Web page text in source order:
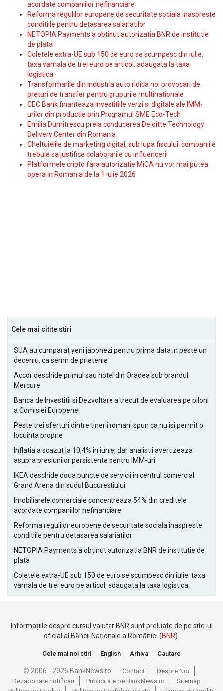
acordate companiilor nefinanciare
Reforma regulilor europene de securitate sociala inaspreste
conditiile pentru detasarea salariatilor
NETOPIA Payments a obtinut autorizatia BNR de institutie
de plata
Coletele extra-UE sub 150 de euro se scumpesc din iulie:
taxa vamala de trei euro pe articol, adaugata la taxa
logistica
Transformarile din industria auto ridica noi provocari de
preturi de transfer pentru grupurile multinationale
CEC Bank finanteaza investitiile verzi si digitale ale IMM-
urilor din productie prin Programul SME Eco-Tech
Emilia Dumitrescu preia conducerea Deloitte Technology
Delivery Center din Romania
Cheltuielile de marketing digital, sub lupa fiscului: companiile
trebuie sa justifice colaborarile cu influencerii
Platformele cripto fara autorizatie MiCA nu vor mai putea
opera in Romania de la 1 iulie 2026
Cele mai citite stiri
SUA au cumparat yeni japonezi pentru prima data in peste un
deceniu, ca semn de prietenie
Accor deschide primul sau hotel din Oradea sub brandul
Mercure
Banca de Investitii si Dezvoltare a trecut de evaluarea pe piloni
a Comisiei Europene
Peste trei sferturi dintre tinerii romani spun ca nu isi permit o
locuinta proprie
Inflatia a scazut la 10,4% in iunie, dar analistii avertizeaza
asupra presiunilor persistente pentru IMM-uri
IKEA deschide doua puncte de servicii in centrul comercial
Grand Arena din sudul Bucurestiului
Imobiliarele comerciale concentreaza 54% din creditele
acordate companiilor nefinanciare
Reforma regulilor europene de securitate sociala inaspreste
conditiile pentru detasarea salariatilor
NETOPIA Payments a obtinut autorizatia BNR de institutie de
plata
Coletele extra-UE sub 150 de euro se scumpesc din iulie: taxa
vamala de trei euro pe articol, adaugata la taxa logistica
Informațiile despre cursul valutar BNR sunt preluate de pe site-ul
oficial al Băncii Naționale a României (BNR).
Cele mai noi stiri English Arhiva Cautare
© 2006 - 2026 BankNews.ro Contact
Despre Noi
Dezabonare notificari
Publicitate pe BankNews.ro
Sitemap